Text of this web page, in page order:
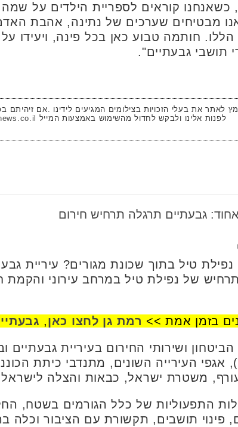
כשאנחנו קוראים לספריית הילדים על
מבטיחים שערכים של נתינה, אהבת
חותמה טבוע כאן בכל פינה, ויעידו על
תושבי גבעתיים".
לאתר את בעלי הזכויות בצילומים המגיעים לידינו .אם
לפנות אלינו ולבקש לחדול מהשימוש באמצעות המייל
גבעתיים תרגלה תרחיש חירום
טיל בתוך שכונת מגורים? עיריית
של נפילת טיל במרחב עירוני והקמת
בזמן אמת >> רמת גן לחצו כאן,
ושירותי החירום בעיריית
אגפי העירייה השונים, מתנדבי כיתת
משטרת ישראל, כבאות והצלה לישראל
התפעוליות של כלל הגורמים בשטח,
פינוי תושבים, תקשורת עם הציבור וכלה